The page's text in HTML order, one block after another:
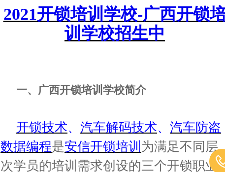
2021开锁培训学校-广西开锁
训学校招生中
一、广西开锁培训学校简介
开锁技术、 汽车解码技术、 汽车防盗
数据编程是安信开锁培训 为满足不同层
次学员的培训需求创设的三个开锁职业